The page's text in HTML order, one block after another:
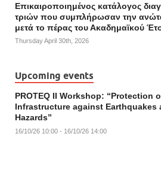
Επικαιροποιημένος κατάλογος
τριών που συμπλήρωσαν την
μετά το πέρας του Ακαδημαϊκού
Thursday April 30th, 2026
Upcoming events
PROTEQ II Workshop: “Protection
Infrastructure against Earthquakes
Hazards”
16/10/26 10:00 - 16/10/26 14:00